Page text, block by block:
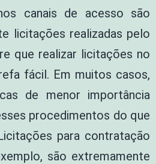
canais de acesso são
licitações realizadas pelo
que realizar licitações no
fácil. Em muitos casos,
de menor importância
procedimentos do que
para contratação
são extremamente